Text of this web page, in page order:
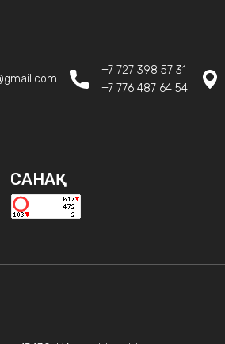
+7 727 398 57 31
+7 776 487 64 54
САНАҚ